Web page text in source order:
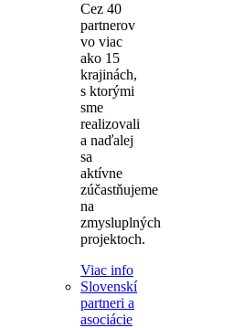
Cez 40
partnerov
vo viac
ako 15
krajinách,
s ktorými
sme
realizovali
a naďalej
sa
aktívne
zúčastňujeme
na
zmysluplných
projektoch.
Viac info
Slovenskí
partneri a
asociácie